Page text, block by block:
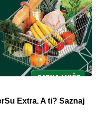
Extra. A ti? Saznaj